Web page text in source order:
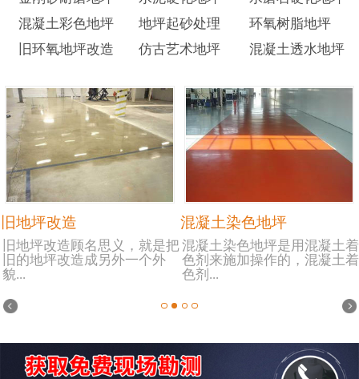
混凝土彩色地坪
地坪起砂处理
环氧树脂地坪
旧环氧地坪改造
仿古艺术地坪 混凝土透水地坪
旧地坪改造
旧地坪改造顾名思义，就是把
旧的地坪改造成另外一个外
貌...
混凝土染色地坪
混凝土染色地坪是用混凝土着
色剂来施加操作的，混凝土着
色剂...